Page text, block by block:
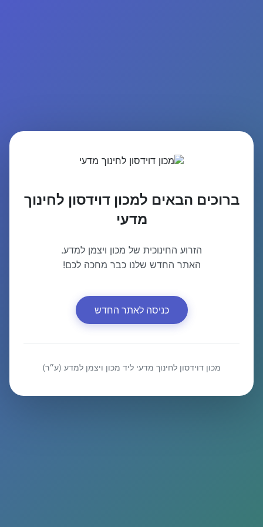
ברוכים הבאים למכון דוידסון לחינוך
מדעי
הזרוע החינוכית של מכון ויצמן למדע.
האתר החדש שלנו כבר מחכה לכם!
כניסה לאתר החדש
מכון דוידסון לחינוך מדעי ליד מכון ויצמן למדע (ע״ר)